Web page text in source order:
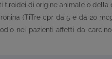
tiroidei di origine animale o
(TiTre cpr da 5 e da 20
nei pazienti affetti da